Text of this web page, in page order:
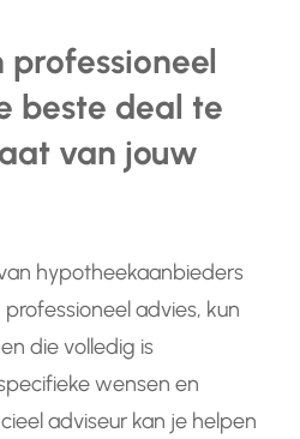
beste deal te
van jouw
hypotheekaanbieders
advies, kun
die volledig is
wensen en
adviseur kan je helpen